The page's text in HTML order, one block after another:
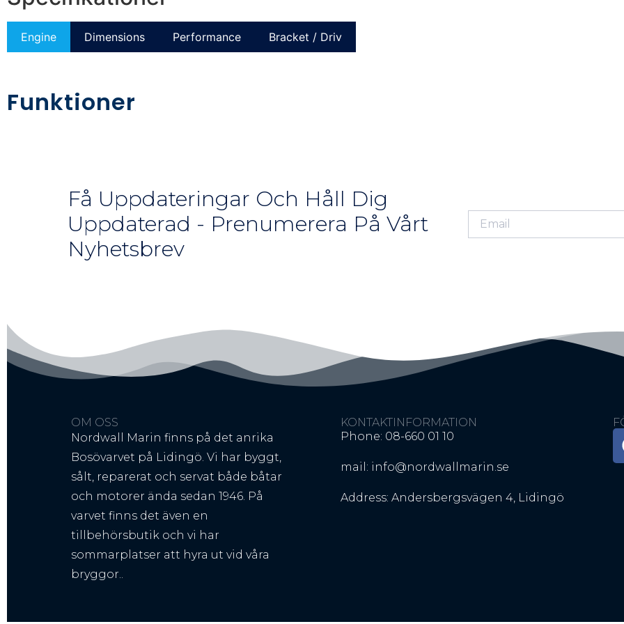
Engine Dimensions Performance Bracket / Driv
Funktioner
Få Uppdateringar Och Håll Dig
Uppdaterad - Prenumerera På Vårt
Nyhetsbrev
OM OSS
Nordwall Marin finns på det anrika
Bosövarvet på Lidingö. Vi har byggt,
sålt, reparerat och servat både båtar
och motorer ända sedan 1946. På
varvet finns det även en
tillbehörsbutik och vi har
sommarplatser att hyra ut vid våra
bryggor..
KONTAKTINFORMATION
Phone: 08-660 01 10
mail: info@nordwallmarin.se
Address: Andersbergsvägen 4, Lidingö